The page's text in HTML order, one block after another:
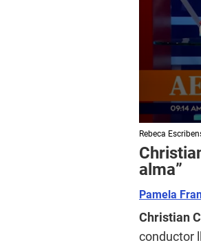
s
e
c
o
d
o
1
Rebeca
alma”
Pamela
Christian
conductor